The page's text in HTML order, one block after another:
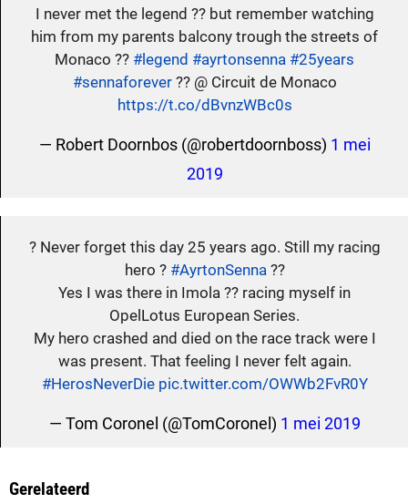
I never met the legend ?? but remember watching
him from my parents balcony trough the streets of
Monaco ?? #legend #ayrtonsenna #25years
#sennaforever?? @ Circuit de Monaco
https://t.co/dBvnzWBc0s
— Robert Doornbos (@robertdoornboss) 1 mei
2019
? Never forget this day 25 years ago. Still my racing
hero ? #AyrtonSenna ??
Yes I was there in Imola ?? racing myself in
OpelLotus European Series.
My hero crashed and died on the race track were I
was present. That feeling I never felt again.
#HerosNeverDie pic.twitter.com/OWWb2FvR0Y
— Tom Coronel (@TomCoronel) 1 mei 2019
Gerelateerd